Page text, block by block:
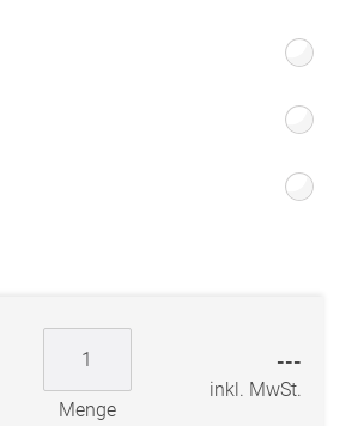
Menge
---
inkl. MwSt.